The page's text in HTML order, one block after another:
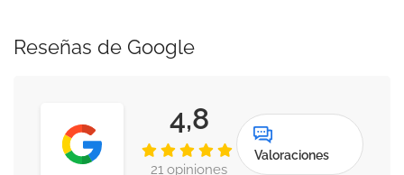
Reseñas de Google
4,8
21 opiniones
Valoraciones